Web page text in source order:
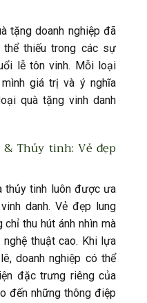
tặng doanh nghiệp đã
thiếu trong các sự
lễ tôn vinh. Mỗi loại
giá trị và ý nghĩa
quà tặng vinh danh
Thủy tinh: Vẻ đẹp
thủy tinh luôn được ưa
danh. Vẻ đẹp lung
chỉ thu hút ánh nhìn mà
thuật cao. Khi lựa
doanh nghiệp có thể
đặc trưng riêng của
đến những thông điệp